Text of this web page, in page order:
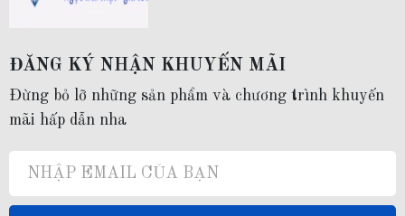
ĐĂNG KÝ NHẬN KHUYẾN MÃI
Đừng bỏ lỡ những sản phẩm và chương trình khuyến
mãi hấp dẫn nha